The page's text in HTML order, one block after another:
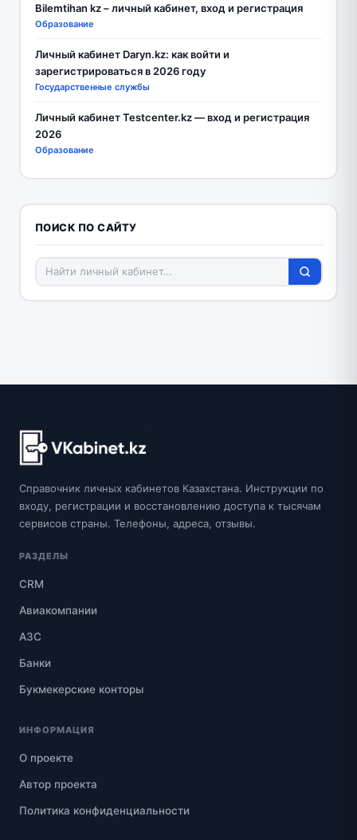
Bilemtihan kz – личный кабинет, вход и регистрация
Образование
Личный кабинет Daryn.kz: как войти и
зарегистрироваться в 2026 году
Государственные службы
Личный кабинет Testcenter.kz — вход и регистрация
2026
Образование
ПОИСК ПО САЙТУ
Справочник личных кабинетов Казахстана. Инструкции по
входу, регистрации и восстановлению доступа к тысячам
сервисов страны. Телефоны, адреса, отзывы.
РАЗДЕЛЫ
CRM
Авиакомпании
АЗС
Банки
Букмекерские конторы
ИНФОРМАЦИЯ
О проекте
Автор проекта
Политика конфиденциальности